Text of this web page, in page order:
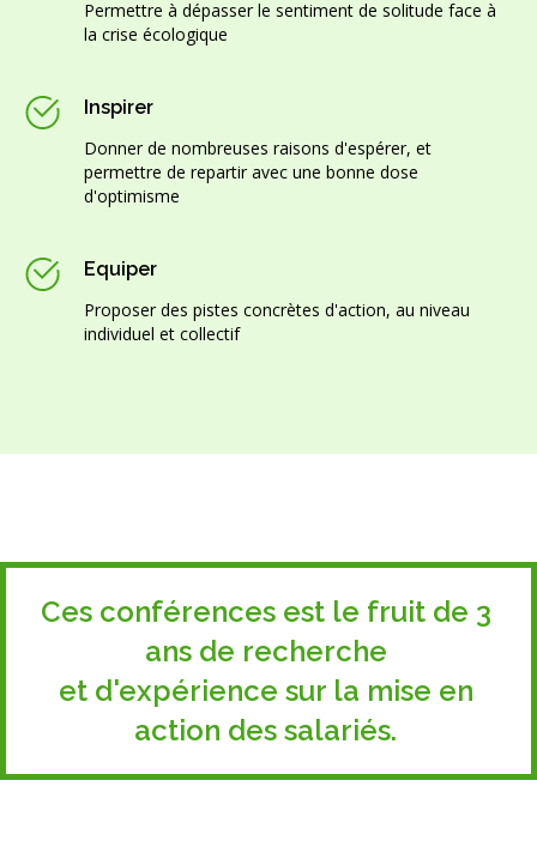
Permettre à dépasser le sentiment de solitude face à
la crise écologique
Inspirer
Donner de nombreuses raisons d'espérer, et
permettre de repartir avec une bonne dose
d'optimisme
Equiper
Proposer des pistes concrètes d'action, au niveau
individuel et collectif
Ces conférences est le fruit de 3
ans de recherche
et d'expérience sur la mise en
action des salariés.